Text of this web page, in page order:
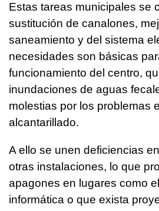
Estas tareas municipales se
sustitución de canalones,
saneamiento y del sistema
necesidades son básicas
funcionamiento del centro,
inundaciones de aguas
molestias por los problemas
alcantarillado.
A ello se unen deficiencias
otras instalaciones, lo que
apagones en lugares como
informática o que exista